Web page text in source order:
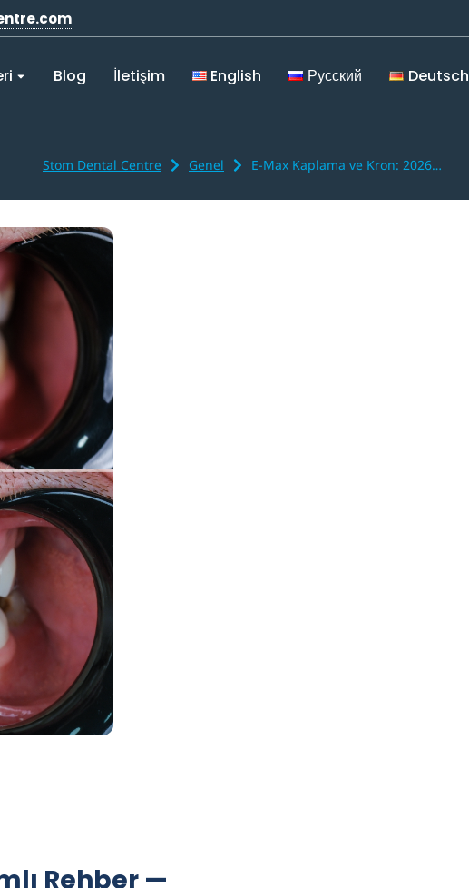
Blog İletişim English Русский Deutsch
Stom Dental Centre Genel E-Max Kaplama ve Kron: 2026…
Rehber —